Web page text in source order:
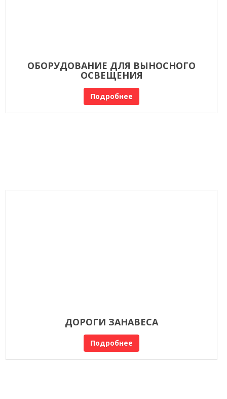
ОБОРУДОВАНИЕ ДЛЯ ВЫНОСНОГО
ОСВЕЩЕНИЯ
Подробнее
ДОРОГИ ЗАНАВЕСА
Подробнее